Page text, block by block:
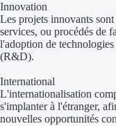
Innovation
Les projets innovants
services, ou procédés de
l'adoption de
(R&D).
International
L'internationalisation
s'implanter à l'étranger,
nouvelles opportunités